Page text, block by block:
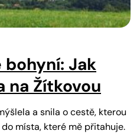
Jak
na Žítkovou
a snila o cestě, kterou
místa, které mě přitahuje.